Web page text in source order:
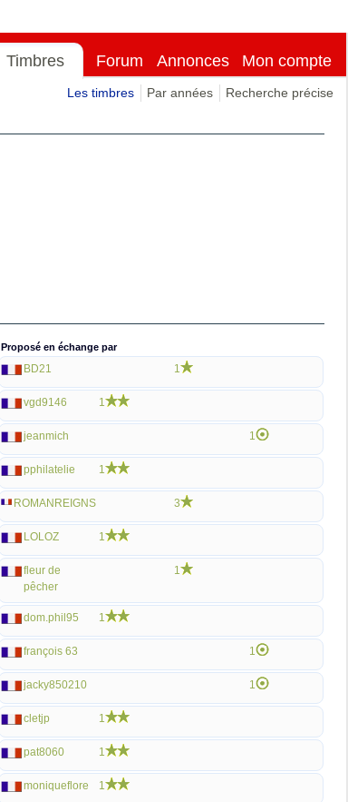
Timbres Forum Annonces Mon compte
Les timbres Par années Recherche précise
Proposé en échange par
BD21 1
vgd9146 1
jeanmich 1
pphilatelie 1
ROMANREIGNS 3
LOLOZ 1
fleur de
pêcher
1
dom.phil95 1
françois 63 1
jacky850210 1
cletjp 1
pat8060 1
moniqueflore 1